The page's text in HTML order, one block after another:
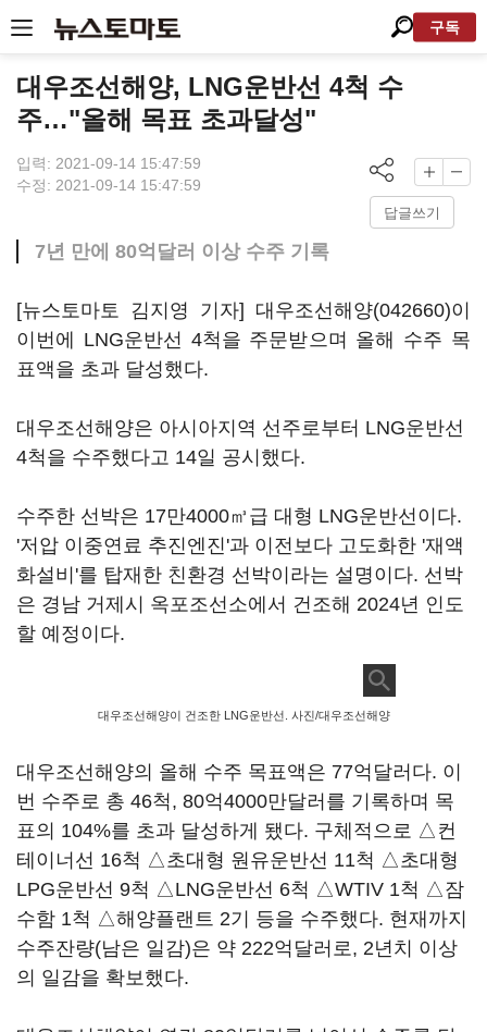
구독
대우조선해양, LNG운반선 4척 수
주…"올해 목표 초과달성"
입력: 2021-09-14 15:47:59
수정: 2021-09-14 15:47:59
답글쓰기
7년 만에 80억달러 이상 수주 기록
[뉴스토마토 김지영 기자] 대우조선해양(042660)이
이번에 LNG운반선 4척을 주문받으며 올해 수주 목
표액을 초과 달성했다.
대우조선해양은 아시아지역 선주로부터 LNG운반선
4척을 수주했다고 14일 공시했다.
수주한 선박은 17만4000㎥급 대형 LNG운반선이다.
'저압 이중연료 추진엔진'과 이전보다 고도화한 '재액
화설비'를 탑재한 친환경 선박이라는 설명이다. 선박
은 경남 거제시 옥포조선소에서 건조해 2024년 인도
할 예정이다.
대우조선해양이 건조한 LNG운반선. 사진/대우조선해양
대우조선해양의 올해 수주 목표액은 77억달러다. 이
번 수주로 총 46척, 80억4000만달러를 기록하며 목
표의 104%를 초과 달성하게 됐다. 구체적으로 △컨
테이너선 16척 △초대형 원유운반선 11척 △초대형
LPG운반선 9척 △LNG운반선 6척 △WTIV 1척 △잠
수함 1척 △해양플랜트 2기 등을 수주했다. 현재까지
수주잔량(남은 일감)은 약 222억달러로, 2년치 이상
의 일감을 확보했다.